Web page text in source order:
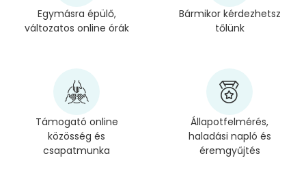
Egymásra épülő,
változatos online órák
Bármikor kérdezhetsz
tőlünk
Támogató online
közösség és
csapatmunka
Állapotfelmérés,
haladási napló és
éremgyűjtés